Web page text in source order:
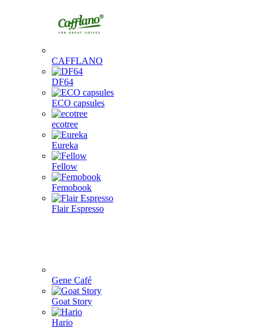
CAFFLANO
DF64
ECO capsules
ecotree
Eureka
Fellow
Femobook
Flair Espresso
Gene Café
Goat Story
Hario